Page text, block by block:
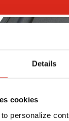
Details
cookies
personalize